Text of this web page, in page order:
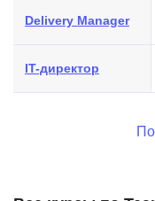
Delivery Manager
IT-директор